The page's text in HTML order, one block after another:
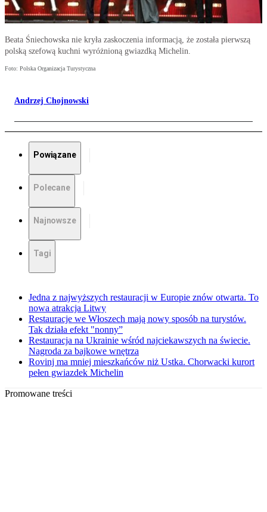
Beata Śniechowska nie kryła zaskoczenia informacją, że została pierwszą
polską szefową kuchni wyróżnioną gwiazdką Michelin.
Foto: Polska Organizacja Turystyczna
Andrzej Chojnowski
Powiązane
Polecane
Najnowsze
Tagi
Jedna z najwyższych restauracji w Europie znów otwarta. To
nowa atrakcja Litwy
Restauracje we Włoszech mają nowy sposób na turystów.
Tak działa efekt "nonny”
Restauracja na Ukrainie wśród najciekawszych na świecie.
Nagroda za bajkowe wnętrza
Rovinj ma mniej mieszkańców niż Ustka. Chorwacki kurort
pełen gwiazdek Michelin
Promowane treści